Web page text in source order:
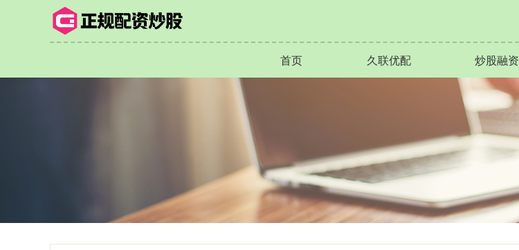
首页 久联优配 炒股融资